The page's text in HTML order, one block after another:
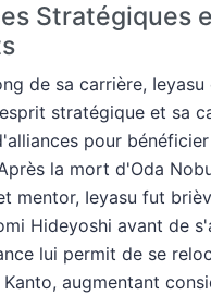
Stratégiques
de sa carrière,
stratégique et sa
pour
la mort d'Oda
mentor, Ieyasu fut
Hideyoshi avant de
lui permit de se
augmentant